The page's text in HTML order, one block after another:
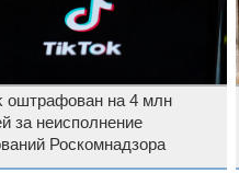
оштрафован на 4 млн
за неисполнение
Роскомнадзора